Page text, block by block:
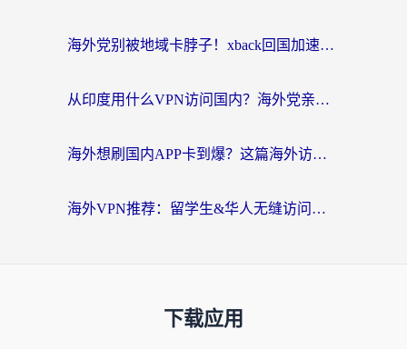
海外党别被地域卡脖子！xback回国加速器选择全攻略，轻松刷剧玩国服
从印度用什么VPN访问国内？海外党亲测的无缝回国上网指南
海外想刷国内APP卡到爆？这篇海外访问国内服务器加速指南帮你解决所有问题
海外VPN推荐：留学生&华人无缝访问国内资源的避坑指南
下载应用